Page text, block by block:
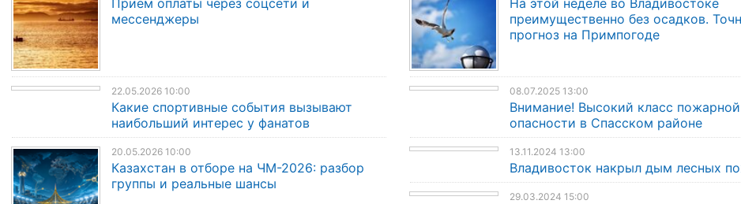
Прием оплаты через соцсети и
мессенджеры
22.05.2026 10:00
Какие спортивные события вызывают
наибольший интерес у фанатов
20.05.2026 10:00
Казахстан в отборе на ЧМ-2026: разбор
группы и реальные шансы
На этой неделе во Владивостоке
преимущественно без осадков.
прогноз на Примпогоде
08.07.2025 13:00
Внимание! Высокий класс пожарной
опасности в Спасском районе
13.11.2024 13:00
Владивосток накрыл дым лесных
29.03.2024 15:00